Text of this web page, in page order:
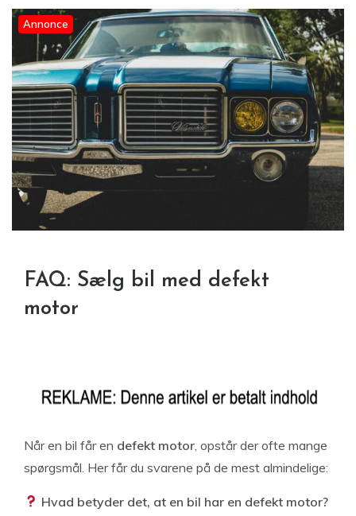
Annonce
FAQ: Sælg bil med defekt
motor
Når en bil får en defekt motor , opstår der ofte mange
spørgsmål. Her får du svarene på de mest almindelige:
Hvad betyder det, at en bil har en defekt motor?